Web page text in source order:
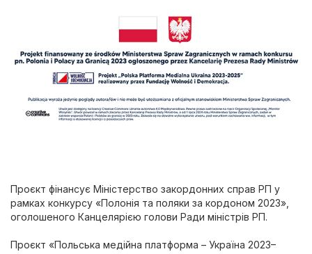
Проєкт фінансує Міністерство закордонних справ РП у
рамках конкурсу «Полонія та поляки за кордоном 2023»,
оголошеного Канцелярією голови Ради міністрів РП.
Проєкт «Польська медійна платформа – Україна 2023–